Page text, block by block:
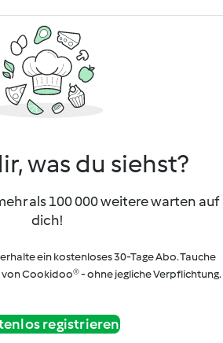
was du siehst?
als 100 000 weitere warten auf
dich!
ein kostenloses 30-Tage Abo. Tauche
von Cookidoo® - ohne jegliche Verpflichtung.
registrieren